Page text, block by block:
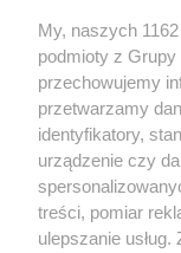
Żaden utwór
rozpowszechniany
tym także
eksploatacji w
Internecie bez
wykorzystanie
tzn. bez właściwej
ścigane prawnie.
My, naszych
podmioty z
przechowujemy
przetwarzamy
identyfikatory,
urządzenie czy
treści, pomiar
ulepszanie